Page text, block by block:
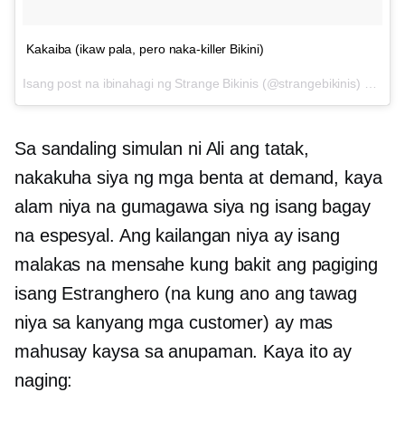
Kakaiba (ikaw pala, pero naka-killer Bikini)
Sa sandaling simulan ni Ali ang tatak,
nakakuha siya ng mga benta at demand, kaya
alam niya na gumagawa siya ng isang bagay
na espesyal. Ang kailangan niya ay isang
malakas na mensahe kung bakit ang pagiging
isang Estranghero (na kung ano ang tawag
niya sa kanyang mga customer) ay mas
mahusay kaysa sa anupaman. Kaya ito ay
naging: